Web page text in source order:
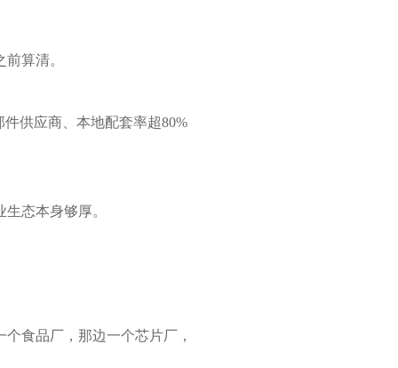
算清。
供应商、本地配套率超80%
态本身够厚。
食品厂，那边一个芯片厂，